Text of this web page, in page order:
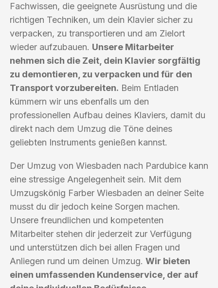
Fachwissen, die geeignete Ausrüstung und die
richtigen Techniken, um dein Klavier sicher zu
verpacken, zu transportieren und am Zielort
wieder aufzubauen. Unsere Mitarbeiter
nehmen sich die Zeit, dein Klavier sorgfältig
zu demontieren, zu verpacken und für den
Transport vorzubereiten. Beim Entladen
kümmern wir uns ebenfalls um den
professionellen Aufbau deines Klaviers, damit du
direkt nach dem Umzug die Töne deines
geliebten Instruments genießen kannst.
Der Umzug von Wiesbaden nach Pardubice kann
eine stressige Angelegenheit sein. Mit dem
Umzugskönig Farber Wiesbaden an deiner Seite
musst du dir jedoch keine Sorgen machen.
Unsere freundlichen und kompetenten
Mitarbeiter stehen dir jederzeit zur Verfügung
und unterstützen dich bei allen Fragen und
Anliegen rund um deinen Umzug. Wir bieten
einen umfassenden Kundenservice, der auf